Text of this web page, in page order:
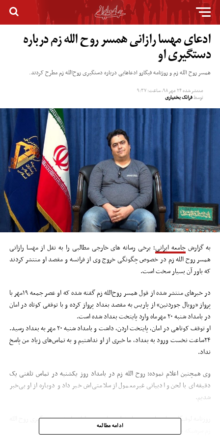
ادعای مهسا رازانی همسر روح الله زم درباره
دستگیری او
همسر روح الله زم و روزنامه فیگارو ادعاهایی درباره دستگیری روح‌الله زم مطرح کردند.
منتشر شده۲۴ مهر ۹۸, ساعت: ۹:۳۷
توسطفرانک بختیاری
به گزارشجامعه ایرانی؛ برخی رسانه های خارجی مطالبی را به نقل‌ از مهسا رازانی
همسر روح الله زم در خصوص چگونگی خروج وی از فرانسه و مقصد او منتشر کردند
که باور آن بسیار سخت است.
در خبرهای منتشر شده از قول همسر روح‌الله زم گفته شده که او عصر جمعه ۱۹مهر با
پرواز «رویال جوردنین» از پاریس به مقصد بغداد پرواز کرده و با توقفی کوتاه در امان
در بامداد شنبه ۲۰ مهرماه وارد پایتخت بغداد شده است.
او توقف کوتاهی در امان، پایتخت اردن، داشت و بامداد شنبه ۲۰ مهر به بغداد رسید.
۲۴ساعت نخست ورود به بغداد، ما خبری از او نداشتیم و به تماس‌های زیاد من پاسخ
نداد.
وی همچنین اعلام نموده: روح الله زم در بامداد روز یکشنبه در تماس تلفنی یک‌
دقیقه‌ای با لحن و ادبیاتی غیرمعمول از سلامتی‌اش خبر داد و دوباره از او بی‌خبر
شدیم.
روزنامه لوفیگارو چاپ پاریس هم از قول «منابعی» جزئیاتی از نحوه دستگیری روح الله
زم سرشبکه جریان معاند امد نیوز منتشر کرده‌ است.
ادامه مطالعه